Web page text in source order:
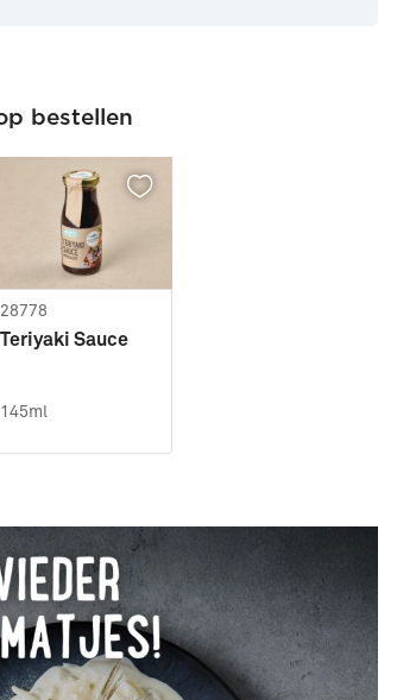
bestellen
28778
Teriyaki Sauce
145ml